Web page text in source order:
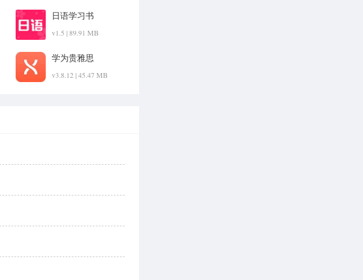
日语学习书
v1.5 | 89.91 MB
学为贵雅思
v3.8.12 | 45.47 MB